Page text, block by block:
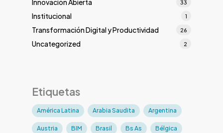
Innovación Abierta 33
Institucional 1
Transformación Digital y Productividad 26
Uncategorized 2
Etiquetas
América Latina Arabia Saudita Argentina
Austria BIM Brasil Bs As Bélgica